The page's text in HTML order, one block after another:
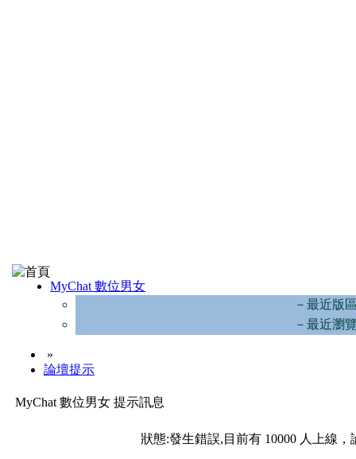
MyChat 數位男女
－最近版
－最近瀏
»
論壇提示
MyChat 數位男女 提示訊息
狀態:發生錯誤,目前有 10000 人上線